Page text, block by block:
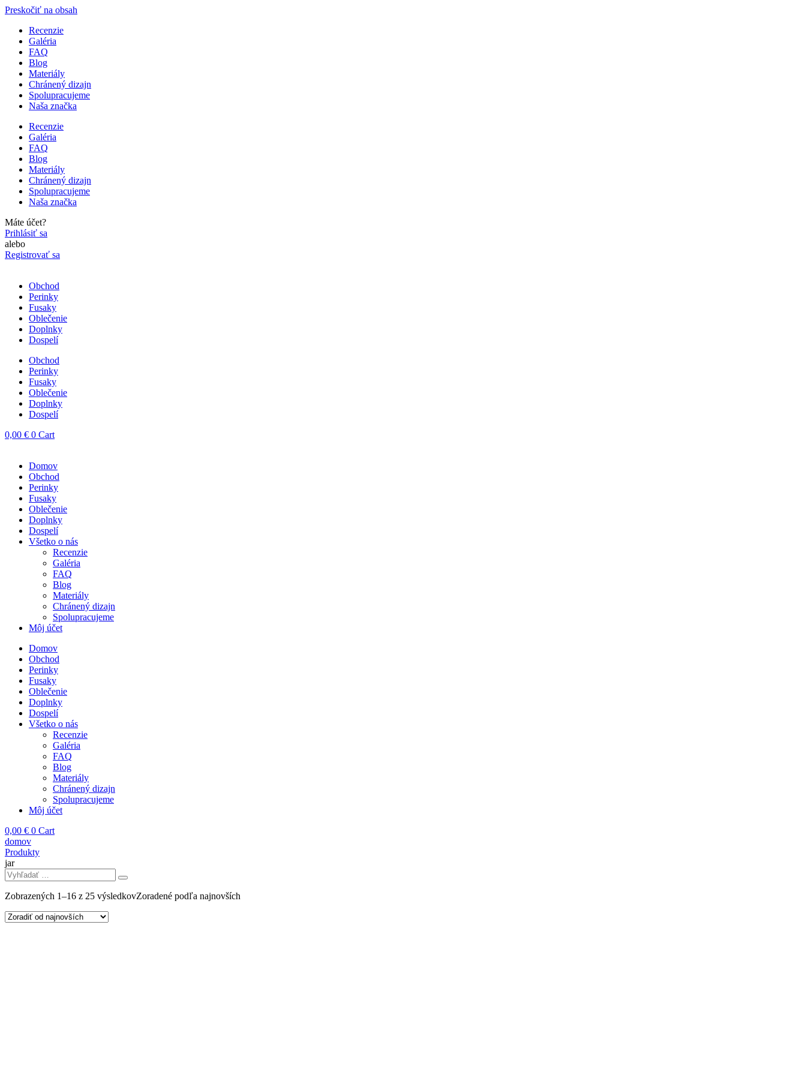
Preskočiť na obsah
Recenzie
Galéria
FAQ
Blog
Materiály
Chránený dizajn
Spolupracujeme
Naša značka
Recenzie
Galéria
FAQ
Blog
Materiály
Chránený dizajn
Spolupracujeme
Naša značka
Máte účet?
Prihlásiť sa
alebo
Registrovať sa
Obchod
Perinky
Fusaky
Oblečenie
Doplnky
Dospelí
Obchod
Perinky
Fusaky
Oblečenie
Doplnky
Dospelí
0,00 € 0 Cart
Domov
Obchod
Perinky
Fusaky
Oblečenie
Doplnky
Dospelí
Všetko o nás
Recenzie
Galéria
FAQ
Blog
Materiály
Chránený dizajn
Spolupracujeme
Môj účet
Domov
Obchod
Perinky
Fusaky
Oblečenie
Doplnky
Dospelí
Všetko o nás
Recenzie
Galéria
FAQ
Blog
Materiály
Chránený dizajn
Spolupracujeme
Môj účet
0,00 € 0 Cart
domov
Produkty
jar
Zobrazených 1–16 z 25 výsledkovZoradené podľa najnovších